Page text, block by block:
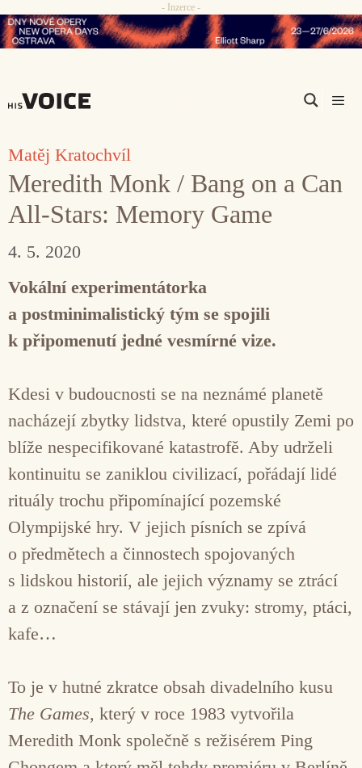
Přeskočit
na
- Inzerce -
Matěj Kratochvíl
Meredith Monk / Bang on a Can
All-Stars: Memory Game
4. 5. 2020
Vokální experimentátorka
a postminimalistický tým se spojili
k připomenutí jedné vesmírné vize.
Kdesi v budoucnosti se na neznámé planetě
nacházejí zbytky lidstva, které opustily Zemi po
blíže nespecifikované katastrofě. Aby udrželi
kontinuitu se zaniklou civilizací, pořádají lidé
rituály trochu připomínající pozemské
Olympijské hry. V jejich písních se zpívá
o předmětech a činnostech spojovaných
s lidskou historií, ale jejich významy se ztrácí
a z označení se stávají jen zvuky: stromy, ptáci,
kafe…
To je v hutné zkratce obsah divadelního kusu
The Games, který v roce 1983 vytvořila
Meredith Monk společně s režisérem Ping